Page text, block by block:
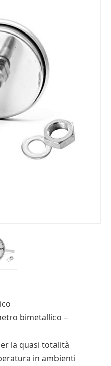
bimetallico –
la quasi totalità
in ambienti